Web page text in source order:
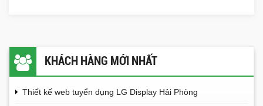
KHÁCH HÀNG MỚI NHẤT
Thiết kế web tuyển dụng LG Display Hải Phòng